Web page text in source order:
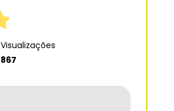
Visualizações
867